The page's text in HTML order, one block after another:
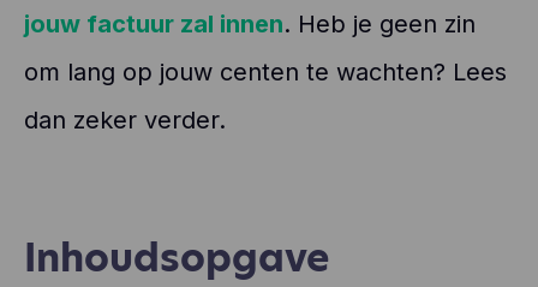
jouw factuur zal innen. Heb je geen zin
om lang op jouw centen te wachten? Lees
dan zeker verder.
Inhoudsopgave